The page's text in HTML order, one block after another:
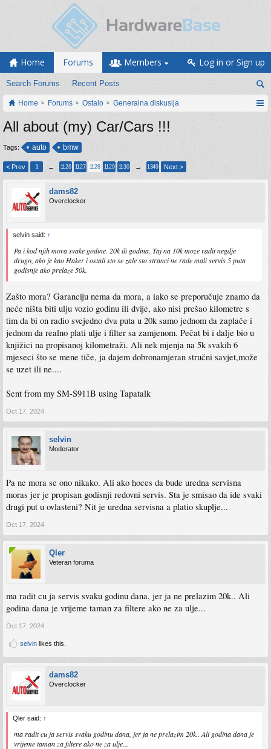
Home Forums
Search Forums Recent Posts
Members Log in or Sign up
Home Forums Ostalo Generalna diskusija
All about (my) Car/Cars !!!
Tags: auto bmw
< Prev 1 ← 1126 1127 1128 1129 1130 → 1349 Next >
dams82
Overclocker
selvin said: ↑
Pa i kod njih mora svake godine. 20k ili godina. Taj na 10k moze radit negdje
drugo, ako je kao Haker i ostali sto se zale sto stranci ne rade mali servis 5 puta
godisnje ako prelaze 50k.
Zašto mora? Garanciju nema da mora, a iako se preporučuje znamo da
neće ništa biti ulju vozio godinu ili dvije, ako nisi prešao kilometre s
tim da bi on radio svejedno dva puta u 20k samo jednom da zaplače i
jednom da realno plati ulje i filter sa zamjenom. Pečat bi i dalje bio u
knjižici na propisanoj kilometraži. Ali nek mjenja na 5k svakih 6
mjeseci što se mene tiče, ja dajem dobronamjeran stručni savjet,može
se uzet ili ne....
Sent from my SM-S911B using Tapatalk
Oct 17, 2024
selvin
Moderator
Pa ne mora se ono nikako. Ali ako hoces da bude uredna servisna
moras jer je propisan godisnji redovni servis. Sta je smisao da ide svaki
drugi put u ovlasteni? Nit je uredna servisna a platio skuplje...
Oct 17, 2024
Qler
Veteran foruma
ma radit cu ja servis svaku godinu dana, jer ja ne prelazim 20k.. Ali
godina dana je vrijeme taman za filtere ako ne za ulje...
Oct 17, 2024
selvin likes this.
dams82
Overclocker
Qler said: ↑
ma radit cu ja servis svaku godinu dana, jer ja ne prelazim 20k.. Ali godina dana je
vrijeme taman za filtere ako ne za ulje...